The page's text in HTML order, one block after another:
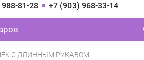
81-28 +7 (903) 968-33-14
С ДЛИННЫМ РУКАВОМ